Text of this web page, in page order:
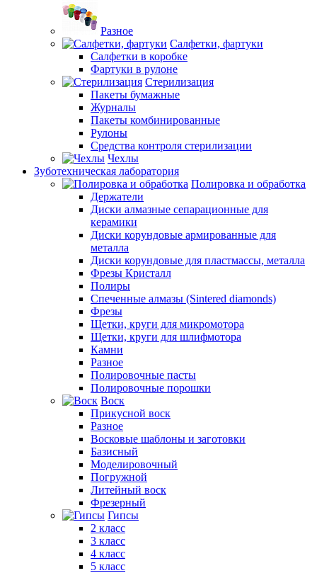
Разное
Салфетки, фартуки
Салфетки в коробке
Фартуки в рулоне
Стерилизация
Пакеты бумажные
Журналы
Пакеты комбинированные
Рулоны
Средства контроля стерилизации
Чехлы
Зуботехническая лаборатория
Полировка и обработка
Держатели
Диски алмазные сепарационные для
керамики
Диски корундовые армированные для
металла
Диски корундовые для пластмассы, металла
Фрезы Кристалл
Полиры
Спеченные алмазы (Sintered diamonds)
Фрезы
Щетки, круги для микромотора
Щетки, круги для шлифмотора
Камни
Разное
Полировочные пасты
Полировочные порошки
Воск
Прикусной воск
Разное
Восковые шаблоны и заготовки
Базисный
Моделировочный
Погружной
Литейный воск
Фрезерный
Гипсы
2 класс
3 класс
4 класс
5 класс